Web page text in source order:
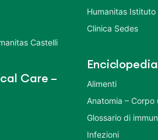
Castelli
Care –
Humanitas
Clinica Sedes
Alimenti
Anatomia – Corpo
Glossario di
Infezioni